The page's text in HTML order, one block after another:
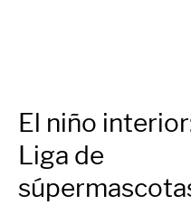
El niño
Liga de